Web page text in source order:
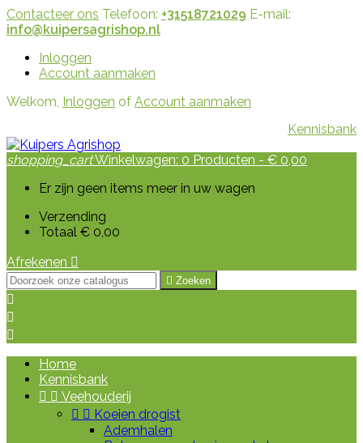
Contacteer ons Telefoon: +31518721029 E-mail:
info@kuipersagrishop.nl
Inloggen
Account aanmaken
Welkom, Inloggen of Account aanmaken
Kennisbank
shopping_cartWinkelwagen: 0 Producten - € 0,00
Er zijn geen items meer in uw wagen
Verzending
Totaal € 0,00
Afrekenen 
 Zoeken



Home
Kennisbank
  Veehouderij
  Koeien drogist
Ademhalen